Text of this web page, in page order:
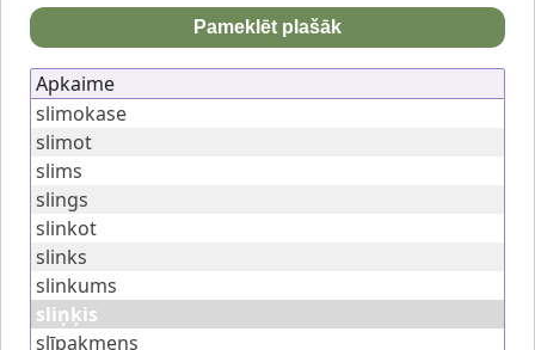
Pameklēt plašāk
Apkaime
slimokase
slimot
slims
slings
slinkot
slinks
slinkums
sliņķis
slīpakmens